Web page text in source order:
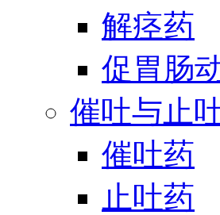
解痉药
促胃肠
催吐与止
催吐药
止吐药